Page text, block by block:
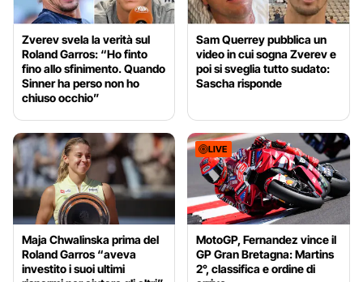
Zverev svela la verità sul
Roland Garros: “Ho finto
fino allo sfinimento. Quando
Sinner ha perso non ho
chiuso occhio”
Sam Querrey pubblica un
video in cui sogna Zverev e
poi si sveglia tutto sudato:
Sascha risponde
Maja Chwalinska prima del
Roland Garros “aveva
investito i suoi ultimi
LIVE
MotoGP, Fernandez vince il
GP Gran Bretagna: Martins
2°, classifica e ordine di